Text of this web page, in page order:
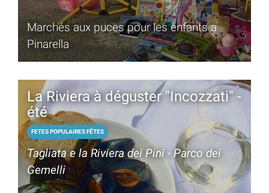
Marchés aux puces pour les enfants a
Pinarella
La Riviera à déguster "Incozzati" -
été
FETES POPULAIRES FÊTES
Tagliata e la Riviera dei Pini - Parco dei
Gemelli